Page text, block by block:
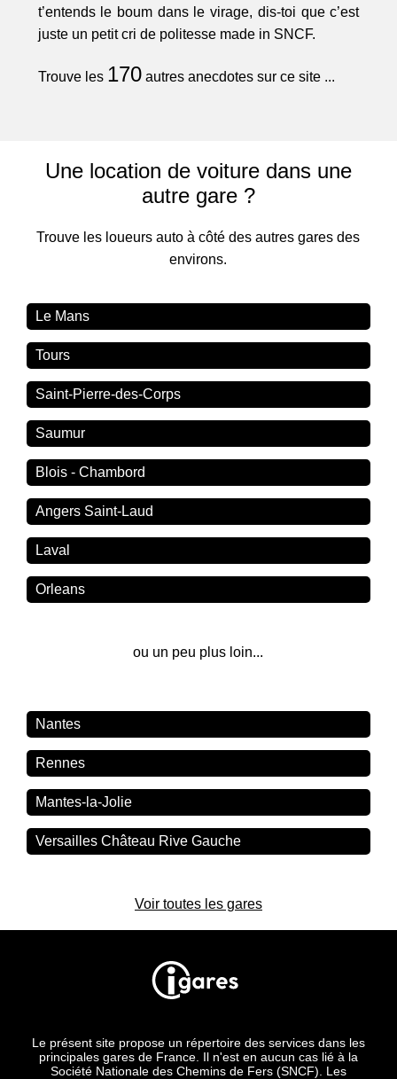
t’entends le boum dans le virage, dis-toi que c’est
juste un petit cri de politesse made in SNCF.
Trouve les 170autres anecdotes sur ce site ...
Une location de voiture dans une
autre gare ?
Trouve les loueurs auto à côté des autres gares des
environs.
Le Mans
Tours
Saint-Pierre-des-Corps
Saumur
Blois - Chambord
Angers Saint-Laud
Laval
Orleans
ou un peu plus loin...
Nantes
Rennes
Mantes-la-Jolie
Versailles Château Rive Gauche
Voir toutes les gares
Le présent site propose un répertoire des services dans les
principales gares de France. Il n'est en aucun cas lié à la
Société Nationale des Chemins de Fers (SNCF). Les